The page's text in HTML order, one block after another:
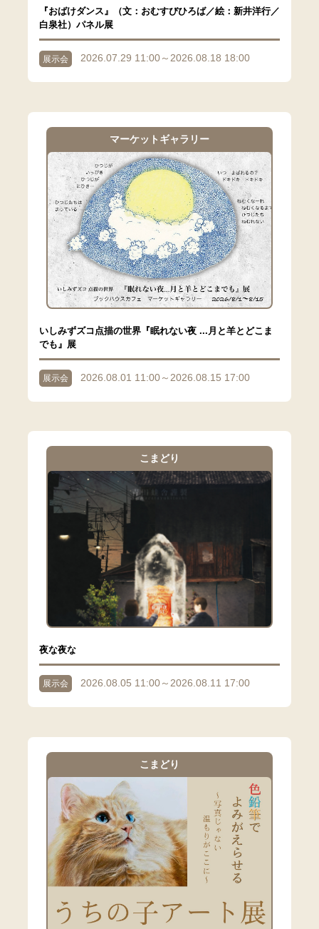
『おばけダンス』（文：おむすびひろば／絵：新井洋行／
白泉社）パネル展
展示会 2026.07.29 11:00～2026.08.18 18:00
マーケットギャラリー
いしみずズコ点描の世界『眠れない夜 ...月と羊とどこま
でも』展
展示会 2026.08.01 11:00～2026.08.15 17:00
こまどり
夜な夜な
展示会 2026.08.05 11:00～2026.08.11 17:00
こまどり